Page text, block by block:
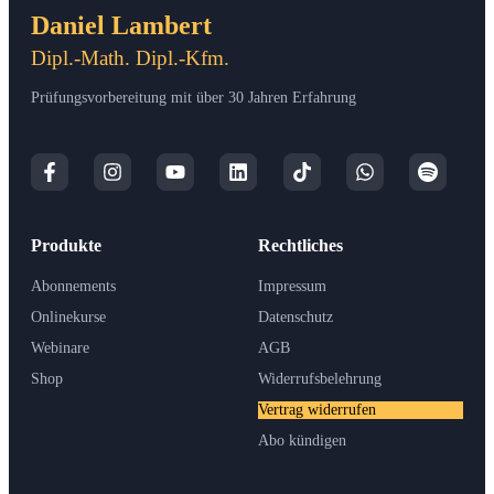
Daniel Lambert
Dipl.-Math. Dipl.-Kfm.
Prüfungsvorbereitung mit über 30 Jahren Erfahrung
Produkte
Abonnements
Onlinekurse
Webinare
Shop
Rechtliches
Impressum
Datenschutz
AGB
Widerrufsbelehrung
Vertrag widerrufen
Abo kündigen